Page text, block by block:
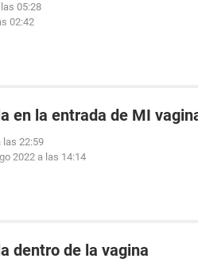
05:28
02:42
en la entrada de MI
las 22:59
2022 a las 14:14
dentro de la vagina